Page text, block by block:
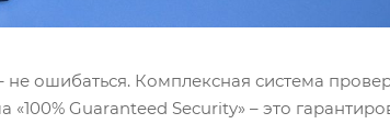
не ошибаться. Комплексная система
«100% Guaranteed Security» – это